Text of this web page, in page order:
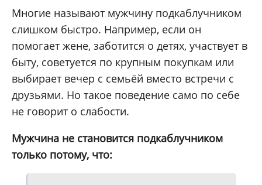
Многие называют мужчину подкаблучником
слишком быстро. Например, если он
помогает жене, заботится о детях, участвует в
быту, советуется по крупным покупкам или
выбирает вечер с семьёй вместо встречи с
друзьями. Но такое поведение само по себе
не говорит о слабости.
Мужчина не становится подкаблучником
только потому, что: